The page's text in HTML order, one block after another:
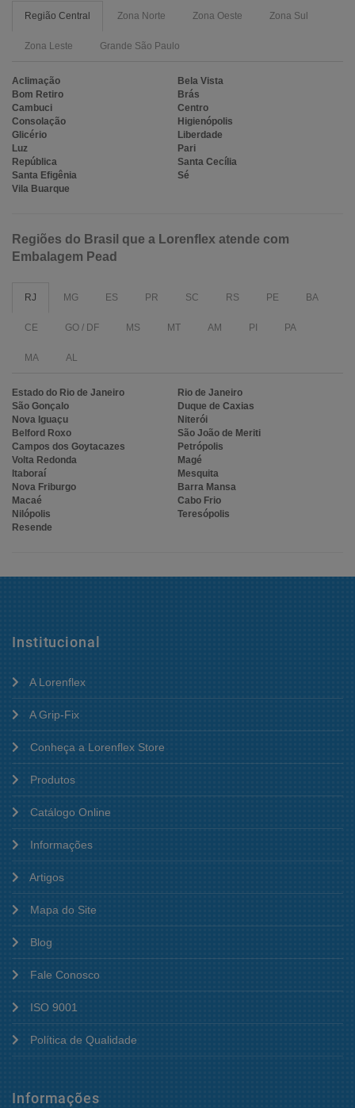
Região Central Zona Norte Zona Oeste Zona Sul
Zona Leste Grande São Paulo
Aclimação
Bela Vista
Bom Retiro
Brás
Cambuci
Centro
Consolação
Higienópolis
Glicério
Liberdade
Luz
Pari
República
Santa Cecília
Santa Efigênia
Sé
Vila Buarque
Regiões do Brasil que a Lorenflex atende com
Embalagem Pead
RJ MG ES PR SC RS PE BA
CE GO / DF MS MT AM PI PA
MA AL
Estado do Rio de Janeiro
Rio de Janeiro
São Gonçalo
Duque de Caxias
Nova Iguaçu
Niterói
Belford Roxo
São João de Meriti
Campos dos Goytacazes
Petrópolis
Volta Redonda
Magé
Itaboraí
Mesquita
Nova Friburgo
Barra Mansa
Macaé
Cabo Frio
Nilópolis
Teresópolis
Resende
Institucional
A Lorenflex
A Grip-Fix
Conheça a Lorenflex Store
Produtos
Catálogo Online
Informações
Artigos
Mapa do Site
Blog
Fale Conosco
ISO 9001
Política de Qualidade
Informações